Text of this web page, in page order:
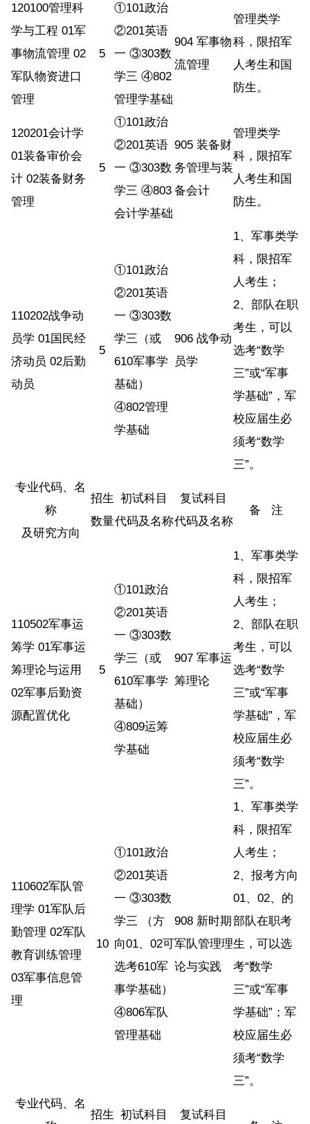
120100管理科
学与工程 01军
事物流管理 02
军队物资进口
管理
5
①101政治
②201英语
一 ③303数
学三 ④802
管理学基础
904 军事物
流管理
管理类学
科，限招军
人考生和国
防生。
120201会计学
01装备审价会
计 02装备财务
管理
5
①101政治
②201英语
一 ③303数
学三 ④803
会计学基础
905 装备财
务管理与装
备会计
管理类学
科，限招军
人考生和国
防生。
110202战争动
员学 01国民经
济动员 02后勤
动员
5
①101政治
②201英语
一 ③303数
学三（或
610军事学
基础）
④802管理
学基础
906 战争动
员学
1、军事类学
科，限招军
人考生；
2、部队在职
考生，可以
选考“数学
三”或“军事
学基础”，军
校应届生必
须考“数学
三”。
专业代码、名
称
及研究方向
招生
数量
初试科目
代码及名称
复试科目
代码及名称
备 注
110502军事运
筹学 01军事运
筹理论与运用
02军事后勤资
源配置优化
5
①101政治
②201英语
一 ③303数
学三（或
610军事学
基础）
④809运筹
学基础
907 军事运
筹理论
1、军事类学
科，限招军
人考生；
2、部队在职
考生，可以
选考“数学
三”或“军事
学基础”，军
校应届生必
须考“数学
三”。
110602军队管
理学 01军队后
勤管理 02军队
教育训练管理
03军事信息管
理
10
①101政治
②201英语
一 ③303数
学三 （方
向01、02可
选考610军
事学基础）
④806军队
管理基础
908 新时期
军队管理理
论与实践
1、军事类学
科，限招军
人考生；
2、报考方向
01、02、的
部队在职考
生，可以选
考“数学
三”或“军事
学基础”；军
校应届生必
须考“数学
三”。
专业代码、名
招生 初试科目
复试科目